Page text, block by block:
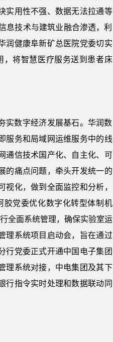
实用性不强、数据无法拉通等
息技术与建筑业融合渗透，利
润健康阜新矿总医院党委切实
，将智慧医疗服务送到患者床
实数字经济发展基石。华润数
服务和局域网运维服务中的线
通信技术国产化、自主化、可
的痛点问题，牵头开发统一的
化，做到全面监控和分析，
胶党委优化数字化转型体制机
全面系统管理，确保实验室运
理系统项目启动会，旨在通过
行党委正式开通中国电子集团
理系统对接，中电集团及其下
行指令实时处理和数据联动同